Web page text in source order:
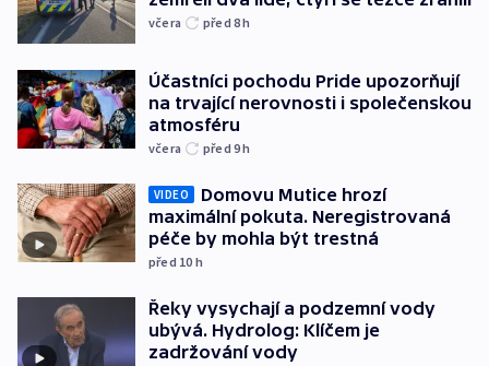
včera před 8h
Účastníci pochodu Pride upozorňují
na trvající nerovnosti i společenskou
atmosféru
včera před 9h
VIDEO
Domovu Mutice hrozí
maximální pokuta. Neregistrovaná
péče by mohla být trestná
před 10 h
Řeky vysychají a podzemní vody
ubývá. Hydrolog: Klíčem je
zadržování vody